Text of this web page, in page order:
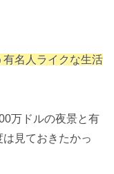
名人ライクな生活
万ドルの夜景と有
見ておきたかっ